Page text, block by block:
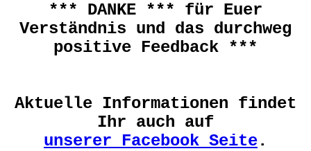
*** DANKE *** für Euer
Verständnis und das durchweg
positive Feedback ***
Aktuelle Informationen findet
Ihr auch auf
unserer Facebook Seite.